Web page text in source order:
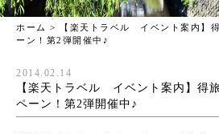
ホーム >
【楽天トラベル イベント案内】
ーン！第2弾開催中♪
2014.02.14
【楽天トラベル イベント案内】得
ペーン！第2弾開催中♪